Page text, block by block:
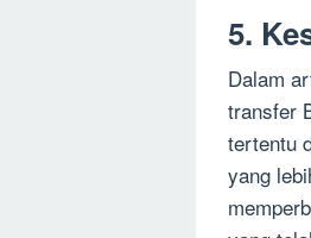
5.
Dalam
transfer
tertentu
yang